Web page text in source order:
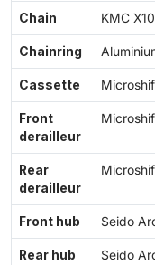
Chain KMC
Chainring
Cassette
Front
derailleur
Rear
derailleur
Front hub Seido
Rear hub Seido